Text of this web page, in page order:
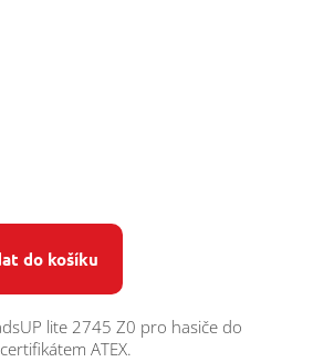
do košíku
lite 2745 Z0 pro hasiče do
ATEX.